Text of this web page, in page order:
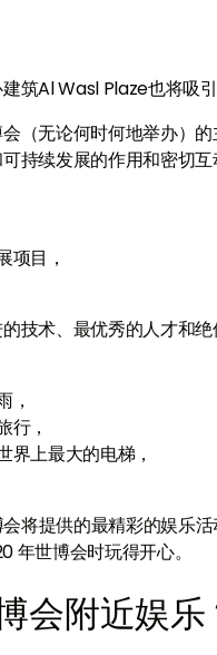
筑Al Wasl Plaze也将吸引
（无论何时何地举办）
持续发展的作用和密切互
项目，
技术、最优秀的人才和
，
行，
界上最大的电梯，
将提供的最精彩的娱乐
年世博会时玩得开心。
会附近娱乐